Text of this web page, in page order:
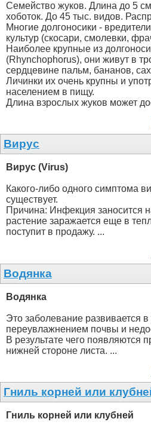
Семейство жуков. Длина до 5
хоботок. До 45 тыс. видов.
Многие долгоносики -
культур (скосари, смолевки,
Наиболее крупные из
(Rhynchophorus), они живут в
сердцевине пальм, бананов,
Личинки их очень крупны и
населением в пищу.
Длина взрослых жуков может
Вирус
Вирус (Virus)
Какого-либо одного симптома
существует.
Причина: Инфекция заносится
растение заражается еще в
поступит в продажу. ...
Водянка
Водянка
Это заболевание развивается в
переувлажнением почвы и
В результате чего появляются
нижней стороне листа. ...
Гниль корней или
Гниль корней или клубней